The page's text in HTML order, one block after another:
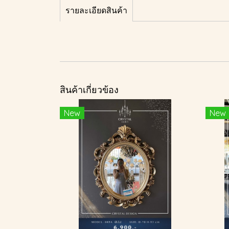
รายละเอียดสินค้า
สินค้าเกี่ยวข้อง
New New